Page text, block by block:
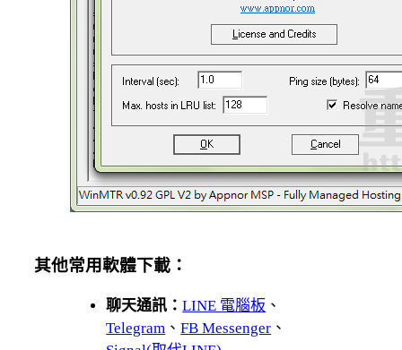
其他常用軟體下載：
聊天通訊：LINE 電腦板 、
Telegram 、FB Messenger 、